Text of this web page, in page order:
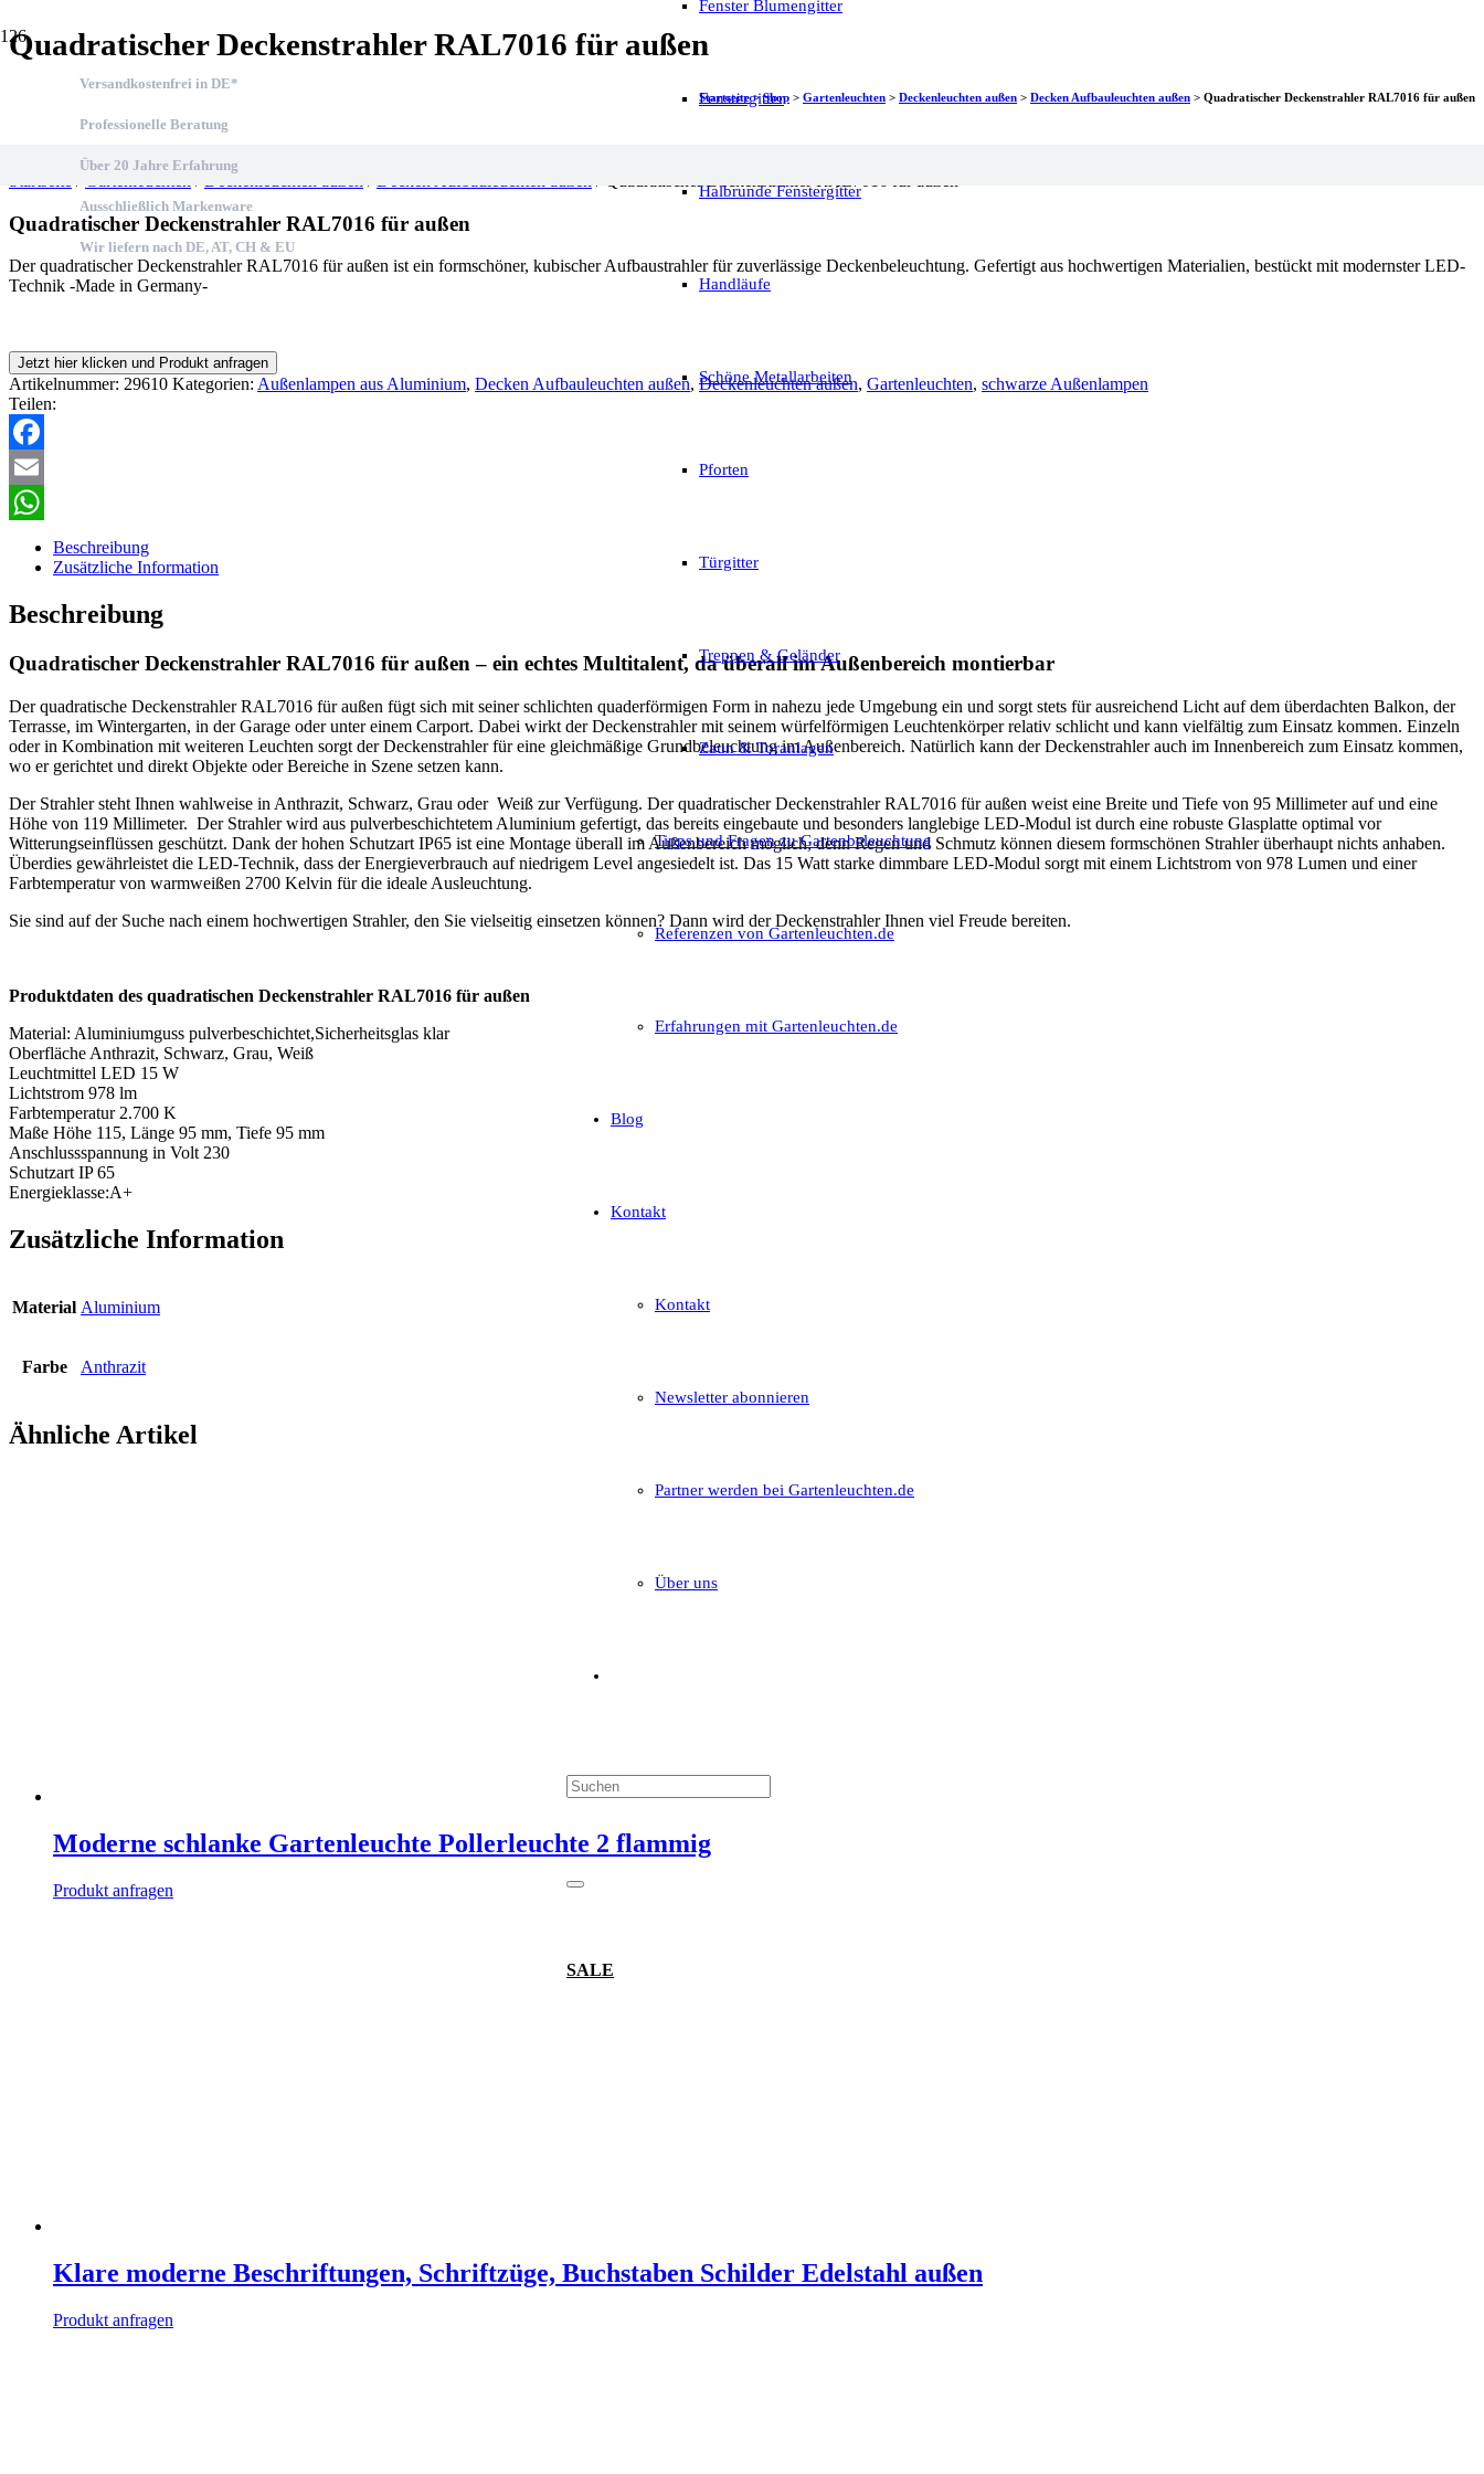
Fenster Blumengitter
Fenstergitter
Halbrunde Fenstergitter
Handläufe
Schöne Metallarbeiten
Pforten
Türgitter
Treppen & Geländer
Zaun & Toranlagen
Tipps und Fragen zu Gartenbeleuchtung
Referenzen von Gartenleuchten.de
Erfahrungen mit Gartenleuchten.de
Blog
Kontakt
Kontakt
Newsletter abonnieren
Partner werden bei Gartenleuchten.de
Über uns
SALE
Versandkostenfrei in DE*
Professionelle Beratung
Über 20 Jahre Erfahrung
Ausschließlich Markenware
Wir liefern nach DE, AT, CH & EU
Quadratischer Deckenstrahler RAL7016 für außen
Startseite>Shop > Gartenleuchten > Deckenleuchten außen > Decken Aufbauleuchten außen > Quadratischer Deckenstrahler RAL7016 für außen
Quadratischer Deckenstrahler RAL7016 für außen
Der quadratischer Deckenstrahler RAL7016 für außen ist ein formschöner, kubischer Aufbaustrahler für zuverlässige Deckenbeleuchtung. Gefertigt aus hochwertigen Materialien, bestückt mit modernster LED-
Technik -Made in Germany-
Jetzt hier klicken und Produkt anfragen
Artikelnummer: 29610 Kategorien: Außenlampen aus Aluminium, Decken Aufbauleuchten außen, Deckenleuchten außen, Gartenleuchten, schwarze Außenlampen
Teilen:
Facebook
Email
WhatsApp
Beschreibung
Zusätzliche Information
Beschreibung
Quadratischer Deckenstrahler RAL7016 für außen – ein echtes Multitalent, da überall im Außenbereich montierbar
Der quadratische Deckenstrahler RAL7016 für außen fügt sich mit seiner schlichten quaderförmigen Form in nahezu jede Umgebung ein und sorgt stets für ausreichend Licht auf dem überdachten Balkon, der
Terrasse, im Wintergarten, in der Garage oder unter einem Carport. Dabei wirkt der Deckenstrahler mit seinem würfelförmigen Leuchtenkörper relativ schlicht und kann vielfältig zum Einsatz kommen. Einzeln
oder in Kombination mit weiteren Leuchten sorgt der Deckenstrahler für eine gleichmäßige Grundbeleuchtung im Außenbereich. Natürlich kann der Deckenstrahler auch im Innenbereich zum Einsatz kommen,
wo er gerichtet und direkt Objekte oder Bereiche in Szene setzen kann.
Der Strahler steht Ihnen wahlweise in Anthrazit, Schwarz, Grau oder Weiß zur Verfügung. Der quadratischer Deckenstrahler RAL7016 für außen weist eine Breite und Tiefe von 95 Millimeter auf und eine
Höhe von 119 Millimeter. Der Strahler wird aus pulverbeschichtetem Aluminium gefertigt, das bereits eingebaute und besonders langlebige LED-Modul ist durch eine robuste Glasplatte optimal vor
Witterungseinflüssen geschützt. Dank der hohen Schutzart IP65 ist eine Montage überall im Außenbereich möglich, denn Regen und Schmutz können diesem formschönen Strahler überhaupt nichts anhaben.
Überdies gewährleistet die LED-Technik, dass der Energieverbrauch auf niedrigem Level angesiedelt ist. Das 15 Watt starke dimmbare LED-Modul sorgt mit einem Lichtstrom von 978 Lumen und einer
Farbtemperatur von warmweißen 2700 Kelvin für die ideale Ausleuchtung.
Sie sind auf der Suche nach einem hochwertigen Strahler, den Sie vielseitig einsetzen können? Dann wird der Deckenstrahler Ihnen viel Freude bereiten.
Produktdaten des quadratischen Deckenstrahler RAL7016 für außen
Material: Aluminiumguss pulverbeschichtet,Sicherheitsglas klar
Oberfläche Anthrazit, Schwarz, Grau, Weiß
Leuchtmittel LED 15 W
Lichtstrom 978 lm
Farbtemperatur 2.700 K
Maße Höhe 115, Länge 95 mm, Tiefe 95 mm
Anschlussspannung in Volt 230
Schutzart IP 65
Energieklasse:A+
Zusätzliche Information
Material Aluminium
Farbe Anthrazit
Ähnliche Artikel
Moderne schlanke Gartenleuchte Pollerleuchte 2 flammig
Produkt anfragen
Klare moderne Beschriftungen, Schriftzüge, Buchstaben Schilder Edelstahl außen
Produkt anfragen